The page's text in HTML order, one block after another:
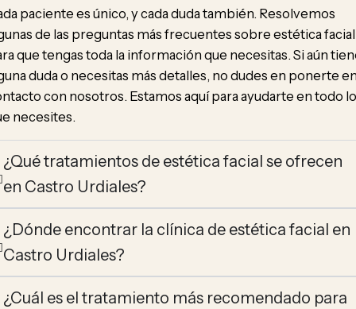
paciente es único, y cada duda también. Resolvemos
de las preguntas más frecuentes sobre estética facial
que tengas toda la información que necesitas. Si aún
duda o necesitas más detalles, no dudes en ponerte
con nosotros. Estamos aquí para ayudarte en todo lo
necesites.
¿Qué tratamientos de estética facial se ofrecen
en Castro Urdiales?
¿Dónde encontrar la clínica de estética facial en
Castro Urdiales?
¿Cuál es el tratamiento más recomendado para